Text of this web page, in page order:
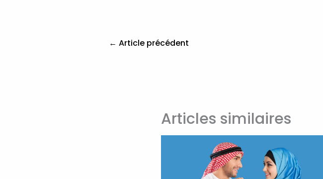
← Article précédent
Articles similaires